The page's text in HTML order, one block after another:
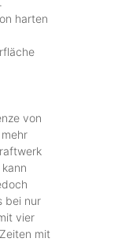
harten
von
bei nur
vier
mit